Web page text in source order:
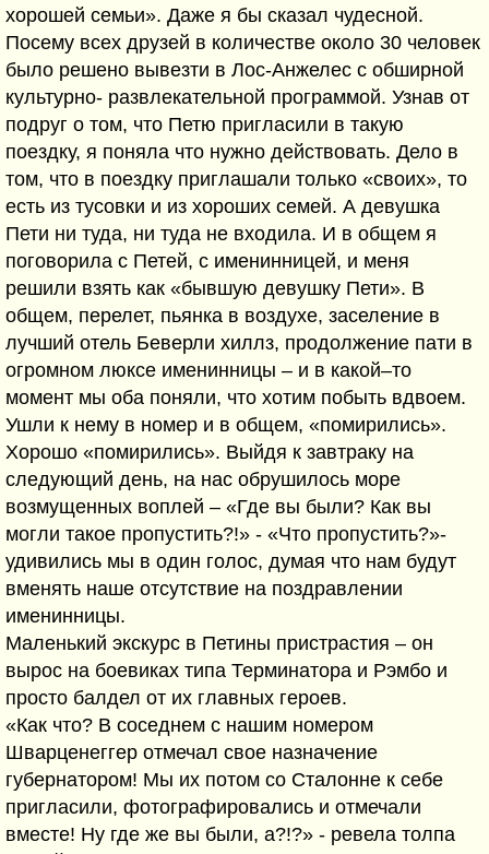
хорошей семьи». Даже я бы сказал чудесной.
Посему всех друзей в количестве около 30 человек
было решено вывезти в Лос-Анжелес с обширной
культурно- развлекательной программой. Узнав от
подруг о том, что Петю пригласили в такую
поездку, я поняла что нужно действовать. Дело в
том, что в поездку приглашали только «своих», то
есть из тусовки и из хороших семей. А девушка
Пети ни туда, ни туда не входила. И в общем я
поговорила с Петей, с именинницей, и меня
решили взять как «бывшую девушку Пети». В
общем, перелет, пьянка в воздухе, заселение в
лучший отель Беверли хиллз, продолжение пати в
огромном люксе именинницы – и в какой–то
момент мы оба поняли, что хотим побыть вдвоем.
Ушли к нему в номер и в общем, «помирились».
Хорошо «помирились». Выйдя к завтраку на
следующий день, на нас обрушилось море
возмущенных воплей – «Где вы были? Как вы
могли такое пропустить?!» - «Что пропустить?»-
удивились мы в один голос, думая что нам будут
вменять наше отсутствие на поздравлении
именинницы.
Маленький экскурс в Петины пристрастия – он
вырос на боевиках типа Терминатора и Рэмбо и
просто балдел от их главных героев.
«Как что? В соседнем с нашим номером
Шварценеггер отмечал свое назначение
губернатором! Мы их потом со Сталонне к себе
пригласили, фотографировались и отмечали
вместе! Ну где же вы были, а?!?» - ревела толпа